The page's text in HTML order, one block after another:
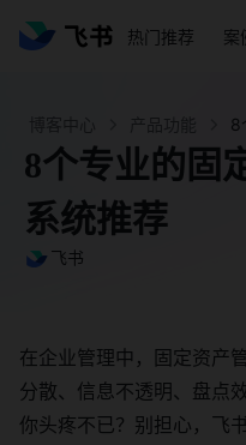
热门推荐 案
8个专业的固
系统推荐
飞书
在企业管理中，固定资产
分散、信息不透明、盘点
你头疼不已？别担心，飞